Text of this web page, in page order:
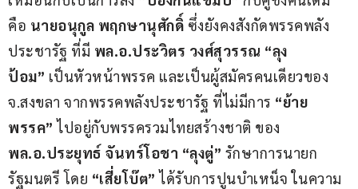
คือ นายอนุกูล พฤกษานุศักดิ์ ซึ่งยังคงสังกัดพรรคพลัง
ประชารัฐ ที่มี พล.อ.ประวิตร วงศ์สุวรรณ “ลุง
ป้อม” เป็นหัวหน้าพรรค และเป็นผู้สมัครคนเดียวของ
จ.สงขลา จากพรรคพลังประชารัฐ ที่ไม่มีการ “ย้าย
พรรค” ไปอยู่กับพรรครวมไทยสร้างชาติ ของ
พล.อ.ประยุทธ์ จันทร์โอชา “ลุงตู่” รักษาการนายก
รัฐมนตรี โดย “เสี่ยโบ๊ต” ได้รับการปูนบำเหน็จ ในความ